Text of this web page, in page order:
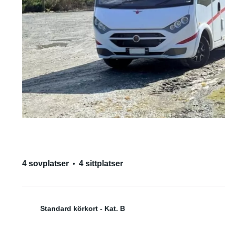
4 sovplatser 4 sittplatser
Standard körkort - Kat. B